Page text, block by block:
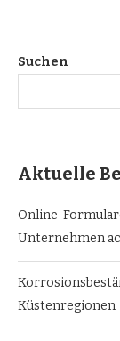
Suchen
Aktuelle
Online-
Unternehmen
Küstenregionen